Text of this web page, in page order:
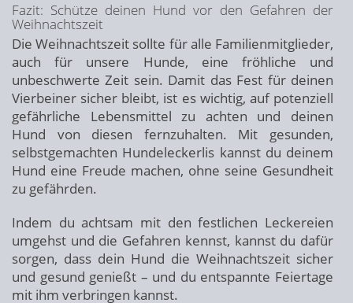
Fazit: Schütze deinen Hund vor den Gefahren der
Weihnachtszeit
Die Weihnachtszeit sollte für alle Familienmitglieder,
auch für unsere Hunde, eine fröhliche und
unbeschwerte Zeit sein. Damit das Fest für deinen
Vierbeiner sicher bleibt, ist es wichtig, auf potenziell
gefährliche Lebensmittel zu achten und deinen
Hund von diesen fernzuhalten. Mit gesunden,
selbstgemachten Hundeleckerlis kannst du deinem
Hund eine Freude machen, ohne seine Gesundheit
zu gefährden.
Indem du achtsam mit den festlichen Leckereien
umgehst und die Gefahren kennst, kannst du dafür
sorgen, dass dein Hund die Weihnachtszeit sicher
und gesund genießt – und du entspannte Feiertage
mit ihm verbringen kannst.